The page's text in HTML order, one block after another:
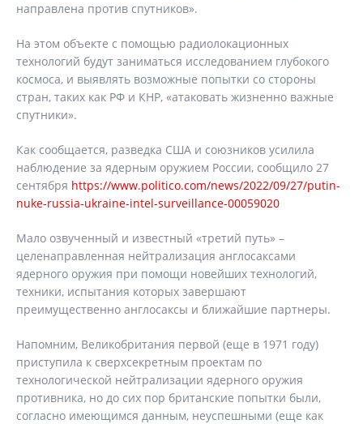
направлена против спутников».
На этом объекте с помощью радиолокационных
технологий будут заниматься исследованием глубокого
космоса, и выявлять возможные попытки со стороны
стран, таких как РФ и КНР, «атаковать жизненно важные
спутники».
Как сообщается, разведка США и союзников усилила
наблюдение за ядерным оружием России, сообщило 27
сентября https://www.politico.com/news/2022/09/27/putin-
nuke-russia-ukraine-intel-surveillance-00059020
Мало озвученный и известный «третий путь» –
целенаправленная нейтрализация англосаксами
ядерного оружия при помощи новейших технологий,
техники, испытания которых завершают
преимущественно англосаксы и ближайшие партнеры.
Напомним, Великобритания первой (еще в 1971 году)
приступила к сверхсекретным проектам по
технологической нейтрализации ядерного оружия
противника, но до сих пор британские попытки были,
согласно имеющимся данным, неуспешными (еще как